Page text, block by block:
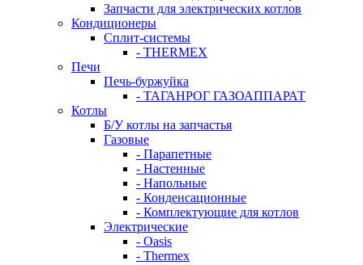
Запчасти для электрических котлов
Кондиционеры
Сплит-системы
- THERMEX
Печи
Печь-буржуйка
- ТАГАНРОГ ГАЗОАППАРАТ
Котлы
Б/У котлы на запчастья
Газовые
- Парапетные
- Настенные
- Напольные
- Конденсационные
- Комплектующие для котлов
Электрические
- Oasis
- Thermex